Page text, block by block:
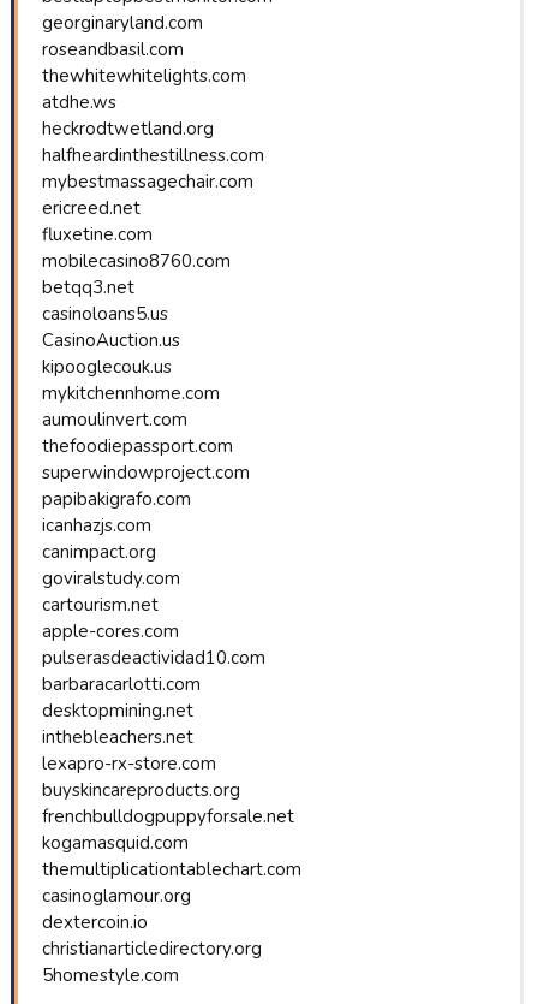
georginaryland.com
roseandbasil.com
thewhitewhitelights.com
atdhe.ws
heckrodtwetland.org
halfheardinthestillness.com
mybestmassagechair.com
ericreed.net
fluxetine.com
mobilecasino8760.com
betqq3.net
casinoloans5.us
CasinoAuction.us
kipooglecouk.us
mykitchennhome.com
aumoulinvert.com
thefoodiepassport.com
superwindowproject.com
papibakigrafo.com
icanhazjs.com
canimpact.org
goviralstudy.com
cartourism.net
apple-cores.com
pulserasdeactividad10.com
barbaracarlotti.com
desktopmining.net
inthebleachers.net
lexapro-rx-store.com
buyskincareproducts.org
frenchbulldogpuppyforsale.net
kogamasquid.com
themultiplicationtablechart.com
casinoglamour.org
dextercoin.io
christianarticledirectory.org
5homestyle.com